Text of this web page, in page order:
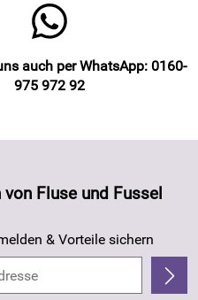
auch per WhatsApp: 0160-
975 972 92
Fluse und Fussel
& Vorteile sichern